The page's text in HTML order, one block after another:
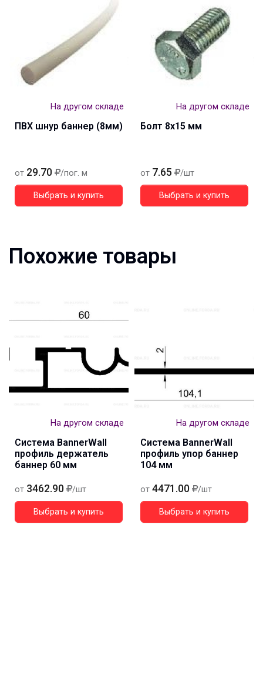
На другом складе
ПВХ шнур баннер (8мм)
от 29.70 /пог. м
Выбрать и купить
На другом складе
Болт 8х15 мм
от 7.65 /шт
Выбрать и купить
Похожие товары
На другом складе
Система BannerWall
профиль держатель
баннер 60 мм
от 3462.90 /шт
Выбрать и купить
На другом складе
Система BannerWall
профиль упор баннер
104 мм
от 4471.00 /шт
Выбрать и купить